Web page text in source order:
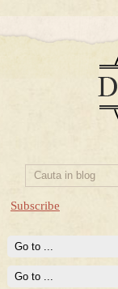
Subscribe
Prima mea carte
Averea
conturi secrete ale